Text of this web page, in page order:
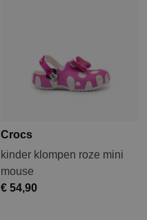
Crocs
kinder klompen roze mini
mouse
€ 54,90